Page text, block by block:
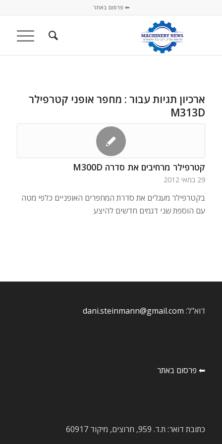
⬅ פרסום באתר
ארכיון תגיות עבור : מחפר אופני קטרפילר
M313D
קטרפילר מרחיבים את סדרה M300D
29 במאי 2012
בקטרפילר מעגלים את סדרת המחפרים האופניים כלפי מטה
עם הוספת שני דגמים חדשים להיצע
דוא"ל: dani.steinmann@gmail.com
⬅ פרסום באתר
כתובת דואר: ת.ד. 959, חרוצים, מיקוד 60917